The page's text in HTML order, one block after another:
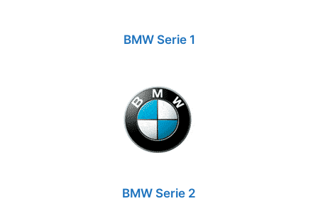
BMW Serie 1
BMW Serie 2